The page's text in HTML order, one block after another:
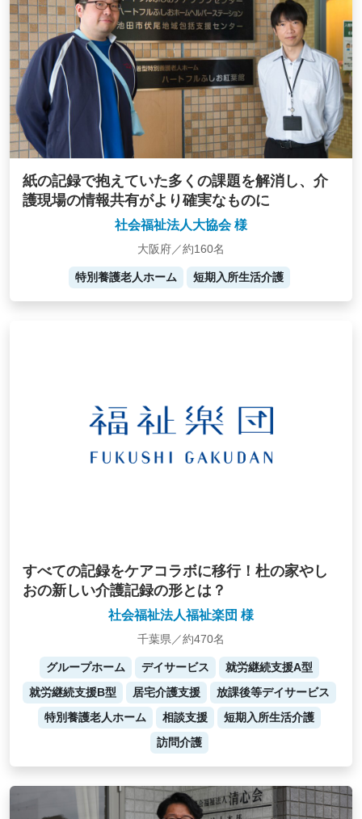
紙の記録で抱えていた多くの課題を解消し、介
護現場の情報共有がより確実なものに
社会福祉法人大協会 様
大阪府／約160名
特別養護老人ホーム 短期入所生活介護
すべての記録をケアコラボに移行！杜の家やし
おの新しい介護記録の形とは？
社会福祉法人福祉楽団 様
千葉県／約470名
グループホーム デイサービス
就労継続支援A型
就労継続支援B型
居宅介護支援
放課後等デイサービス
特別養護老人ホーム
相談支援
短期入所生活介護
訪問介護